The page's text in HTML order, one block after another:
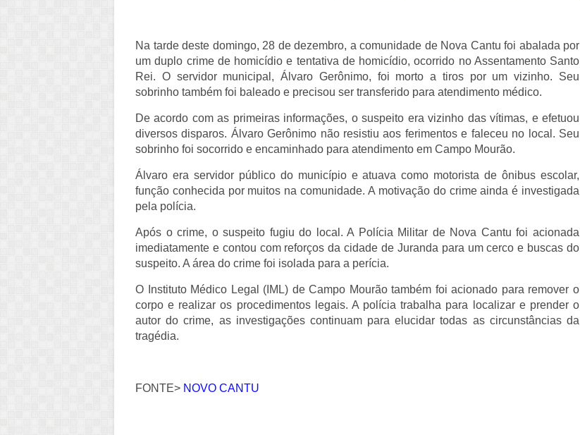
Na tarde deste domingo, 28 de dezembro, a comunidade de Nova Cantu foi abalada por
um duplo crime de homicídio e tentativa de homicídio, ocorrido no Assentamento Santo
Rei. O servidor municipal, Álvaro Gerônimo, foi morto a tiros por um vizinho. Seu
sobrinho também foi baleado e precisou ser transferido para atendimento médico.
De acordo com as primeiras informações, o suspeito era vizinho das vítimas, e efetuou
diversos disparos. Álvaro Gerônimo não resistiu aos ferimentos e faleceu no local. Seu
sobrinho foi socorrido e encaminhado para atendimento em Campo Mourão.
Álvaro era servidor público do município e atuava como motorista de ônibus escolar,
função conhecida por muitos na comunidade. A motivação do crime ainda é investigada
pela polícia.
Após o crime, o suspeito fugiu do local. A Polícia Militar de Nova Cantu foi acionada
imediatamente e contou com reforços da cidade de Juranda para um cerco e buscas do
suspeito. A área do crime foi isolada para a perícia.
O Instituto Médico Legal (IML) de Campo Mourão também foi acionado para remover o
corpo e realizar os procedimentos legais. A polícia trabalha para localizar e prender o
autor do crime, as investigações continuam para elucidar todas as circunstâncias da
tragédia.
FONTE> NOVO CANTU